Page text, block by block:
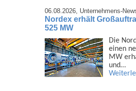
06.08.2026, Unternehmens-
Nordex erhält
525 MW
Die
einen
MW
und…